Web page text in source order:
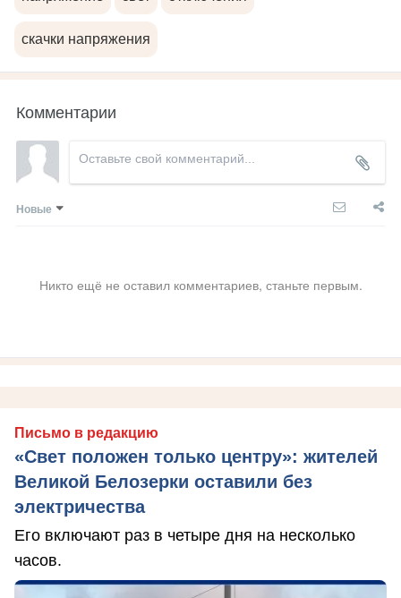
скачки напряжения
Комментарии
Новые
Никто ещё не оставил комментариев, станьте первым.
Письмо в редакцию
«Свет положен только центру»: жителей
Великой Белозерки оставили без
электричества
Его включают раз в четыре дня на несколько
часов.